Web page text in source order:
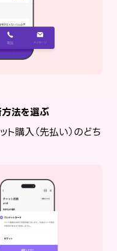
方法を選ぶ
ト購入（先払い）のどち